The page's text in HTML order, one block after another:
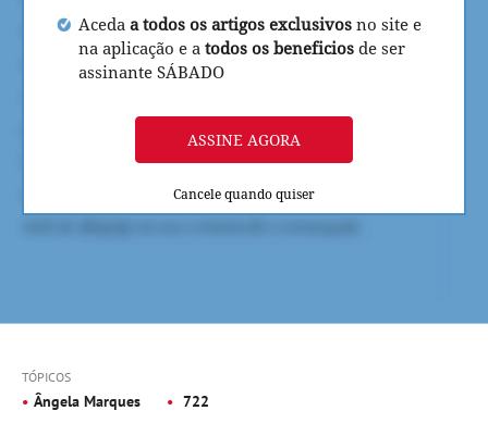
Aceda a todos os artigos exclusivos no site e
na aplicação e a todos os beneficios de ser
assinante SÁBADO
ASSINE AGORA
Cancele quando quiser
TÓPICOS
Ângela Marques 722